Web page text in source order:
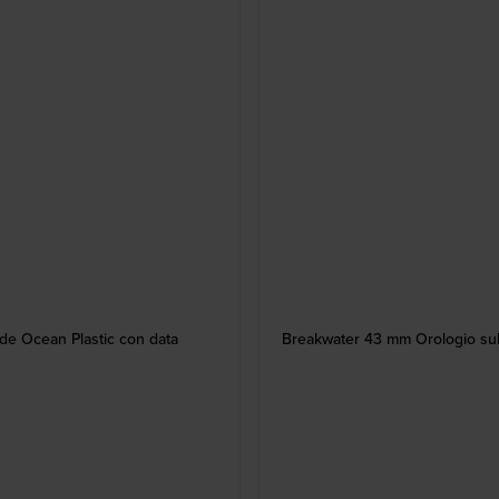
Ocean Plastic con data Breakwater 43 mm Orologio